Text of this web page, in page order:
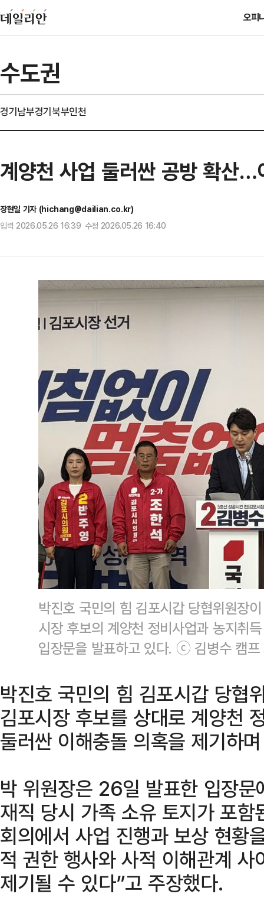
오피
수도권
경기남부경기북부인천
계양천 사업 둘러싼 공방 확산
장현일 기자 (hichang@dailian.co.kr)
입력 2026.05.26 16:39 수정 2026.05.26 16:40
박진호 국민의 힘 김포시갑 당협위원장
시장 후보의 계양천 정비사업과 농지취
입장문을 발표하고 있다. ⓒ 김병수 캠프
박진호 국민의 힘 김포시갑 당협
김포시장 후보를 상대로 계양천
둘러싼 이해충돌 의혹을 제기하
박 위원장은 26일 발표한 입장
재직 당시 가족 소유 토지가 포
회의에서 사업 진행과 보상 현황
적 권한 행사와 사적 이해관계
제기될 수 있다”고 주장했다.